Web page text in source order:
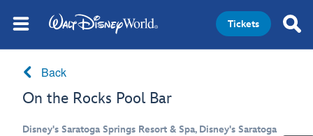
Tickets
Back
On the Rocks Pool Bar
Disney's Saratoga Springs Resort & Spa, Disney's Saratoga